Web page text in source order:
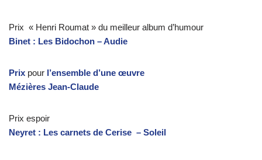
Prix « Henri Roumat » du meilleur album d’humour
Binet : Les Bidochon – Audie
Prix pour l’ensemble d’une œuvre
Mézières Jean-Claude
Prix espoir
Neyret : Les carnets de Cerise – Soleil